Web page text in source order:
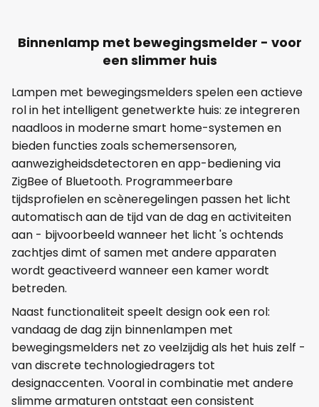
Binnenlamp met bewegingsmelder - voor
een slimmer huis
Lampen met bewegingsmelders spelen een actieve
rol in het intelligent genetwerkte huis: ze integreren
naadloos in moderne smart home-systemen en
bieden functies zoals schemersensoren,
aanwezigheidsdetectoren en app-bediening via
ZigBee of Bluetooth. Programmeerbare
tijdsprofielen en scèneregelingen passen het licht
automatisch aan de tijd van de dag en activiteiten
aan - bijvoorbeeld wanneer het licht 's ochtends
zachtjes dimt of samen met andere apparaten
wordt geactiveerd wanneer een kamer wordt
betreden.
Naast functionaliteit speelt design ook een rol:
vandaag de dag zijn binnenlampen met
bewegingsmelders net zo veelzijdig als het huis zelf -
van discrete technologiedragers tot
designaccenten. Vooral in combinatie met andere
slimme armaturen ontstaat een consistent